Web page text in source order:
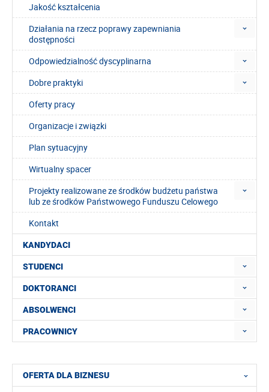
Jakość kształcenia
Działania na rzecz poprawy zapewniania
dostępności
Odpowiedzialność dyscyplinarna
Dobre praktyki
Oferty pracy
Organizacje i związki
Plan sytuacyjny
Wirtualny spacer
Projekty realizowane ze środków budżetu państwa
lub ze środków Państwowego Funduszu Celowego
Kontakt
KANDYDACI
STUDENCI
DOKTORANCI
ABSOLWENCI
PRACOWNICY
OFERTA DLA BIZNESU